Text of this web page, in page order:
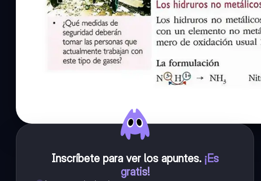
Inscríbete para ver los apuntes. ¡Es
gratis!